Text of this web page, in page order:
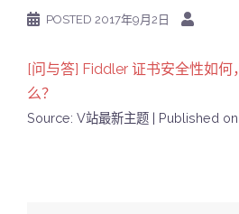
POSTED 2017年9月2日
[问与答] Fiddler 证书安全性如何
么？
Source: V站最新主题 Published